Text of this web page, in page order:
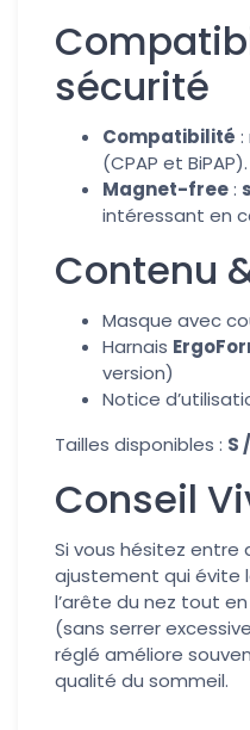
sécurité
Compatibilité
(CPAP et BiPAP).
Magnet-free:
intéressant en
Contenu
Masque avec
Harnais
version)
Notice
Tailles disponibles : S
Conseil
Si vous hésitez entre
ajustement qui évite
l’arête du nez tout
(sans serrer
réglé améliore
qualité du sommeil.